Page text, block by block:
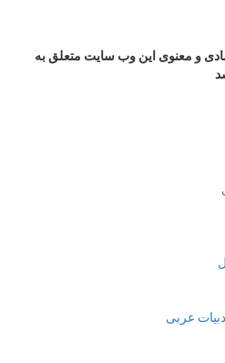
و معنوی این وب سایت متعلق به
عربی